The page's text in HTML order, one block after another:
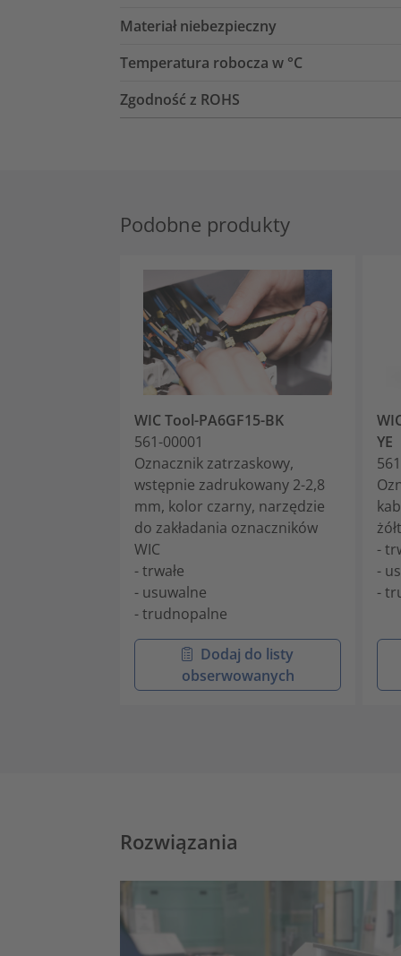
Materiał niebezpieczny
Temperatura robocza w °C
Zgodność z ROHS
Podobne produkty
WIC Tool-PA6GF15-BK
561-00001
Oznacznik zatrzaskowy,
wstępnie zadrukowany 2-2,8
mm, kolor czarny, narzędzie
do zakładania oznaczników
WIC
- trwałe
- usuwalne
- trudnopalne
Dodaj do listy
obserwowanych
YE
-
-
-
Rozwiązania